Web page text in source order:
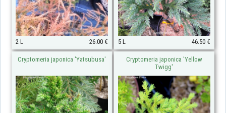
2 L 26.00 € 5 L 46.50 €
Cryptomeria japonica 'Yatsubusa'
Cryptomeria japonica 'Yellow
Twigg'